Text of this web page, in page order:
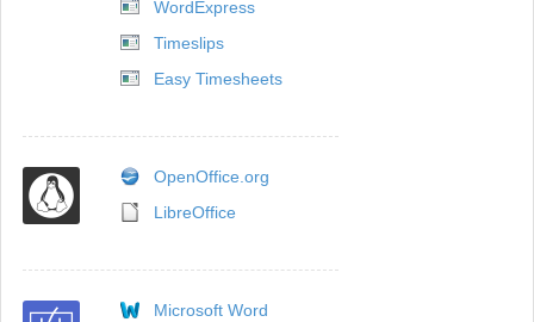
WordExpress
Timeslips
Easy Timesheets
OpenOffice.org
LibreOffice
Microsoft Word